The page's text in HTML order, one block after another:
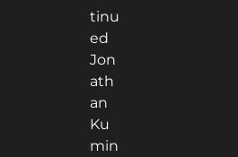
tinu
ed
Jon
ath
an
Ku
min